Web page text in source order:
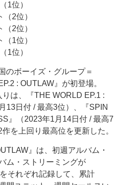
1位）
2位）
2位）
1位）
1位）
ボーイズ・グループ＝
: OUTLAW』が初登場。
は、『THE WORLD EP.1 :
13日付 / 最高3位）、『SPIN
』（2023年1月14日付 / 最高7
を上回り最高位を更新した。
』は、初週アルバム・
ム・ストリーミングが
それぞれ記録して、累計